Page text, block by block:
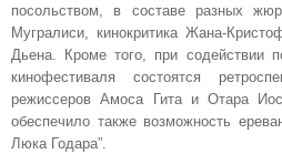
посольством, в составе разных
Мугралиси, кинокритика Жана-
Дьена. Кроме того, при содействии
кинофестиваля состоятся
режиссеров Амоса Гита и Отара
обеспечило также возможность
Люка Годара”.